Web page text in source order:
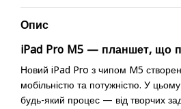
Опис
iPad Pro M5 — планшет, що
Новий iPad Pro з чипом M5
мобільністю та потужністю. У
будь-який процес — від творчих